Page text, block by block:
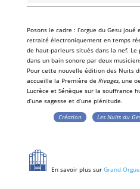
Posons le cadre : l’orgue du Gesujoué
retraité électroniquement en temps
de haut-parleurssitués dans la nef. Le
dans un bain sonore par deux
Pour cette nouvelle édition des Nuits
accueille la Première de Rivages, une
Lucrèce et Sénèque sur la souffrance
d’une sagesse et d’une plénitude.
Création
Les Nuits du
En savoir plus sur Grand